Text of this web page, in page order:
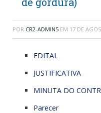
POR CR2-ADMIN5 EM 17 DE
EDITAL
JUSTIFICATIVA
MINUTA DO
Parecer